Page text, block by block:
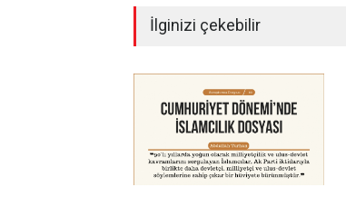
İlginizi çekebilir